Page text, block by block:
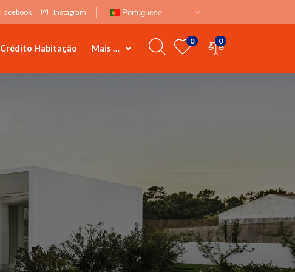
Facebook Instagram Portuguese
Crédito Habitação Mais …
0 0